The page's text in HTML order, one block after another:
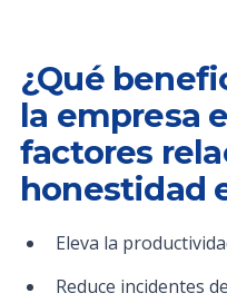
¿Qué
la empresa
factores
honestidad
Eleva la
Reduce incidentes